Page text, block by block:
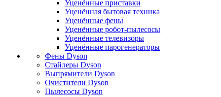
Уценённые приставки
Уценённая бытовая техника
Уценённые фены
Уценённые робот-пылесосы
Уценённые телевизоры
Уценённые парогенераторы
Фены Dyson
Стайлеры Dyson
Выпрямители Dyson
Очистители Dyson
Пылесосы Dyson